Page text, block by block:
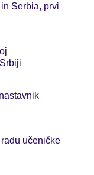
Serbia, prvi
učeničke